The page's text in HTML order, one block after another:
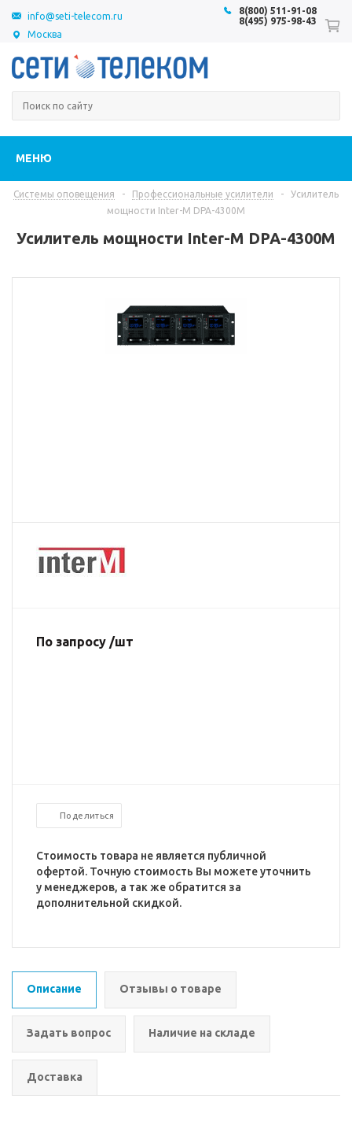
Москва
8(800) 511-91-08
8(495) 975-98-43
info@seti-telecom.ru
МЕНЮ
Системы оповещения - Профессиональные усилители -
Усилитель
мощности Inter-M DPA-4300M
Усилитель мощности Inter-M DPA-4300M
По запросу /шт
Поделиться
Стоимость товара не является публичной
офертой. Точную стоимость Вы можете уточнить
у менеджеров, а так же обратится за
дополнительной скидкой.
Описание Отзывы о товаре
Задать вопрос Наличие на складе
Доставка